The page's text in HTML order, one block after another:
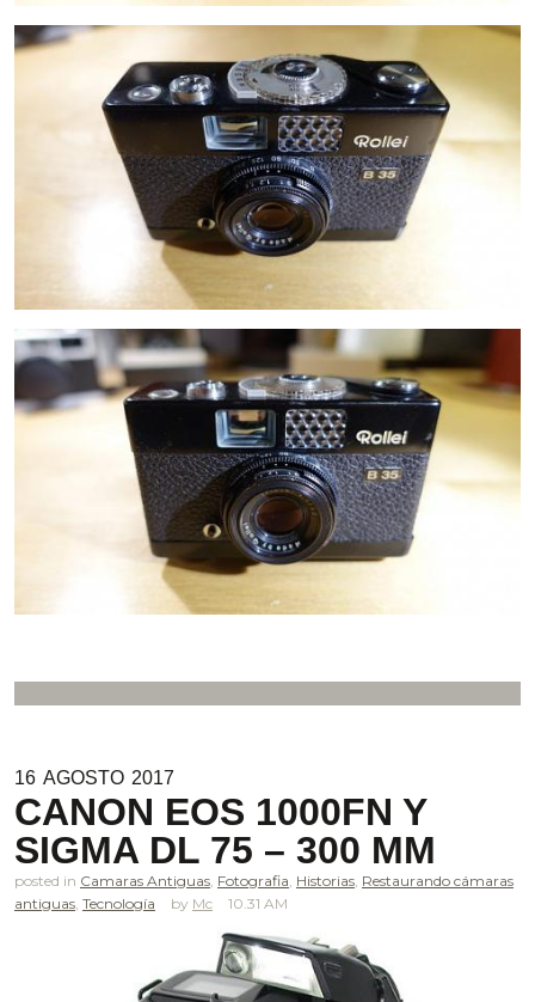
16 AGOSTO 2017
CANON EOS 1000FN Y
SIGMA DL 75 – 300 MM
posted in Camaras Antiguas Fotografia Historias Restaurando cámaras
antiguas Tecnología Mc 10.31 AM